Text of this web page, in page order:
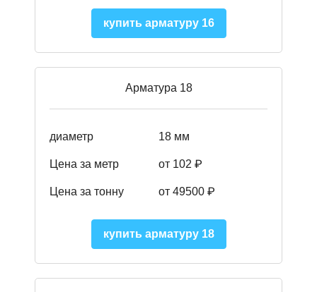
купить арматуру 16
Арматура 18
диаметр 18 мм
Цена за метр от 102 ₽
Цена за тонну от 49500 ₽
купить арматуру 18